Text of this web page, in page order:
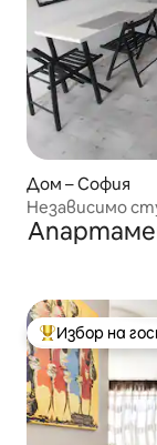
Дом – София
Независимо
Най-Избор на